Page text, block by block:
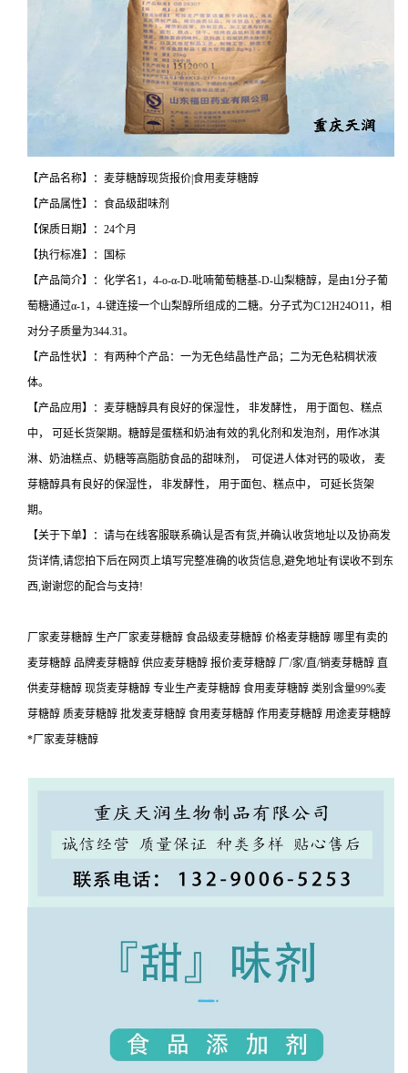
【产品名称】：麦芽糖醇现货报价|食用麦芽糖醇
【产品属性】：食品级甜味剂
【保质日期】：24个月
【执行标准】：国标
【产品简介】：化学名1，4-o-α-D-吡喃葡萄糖基-D-山梨糖醇，是由1分子葡
萄糖通过α-1，4-键连接一个山梨醇所组成的二糖。分子式为C12H24O11，相
对分子质量为344.31。
【产品性状】：有两种个产品：一为无色结晶性产品；二为无色粘稠状液
体。
【产品应用】：麦芽糖醇具有良好的保湿性， 非发酵性， 用于面包、糕点
中， 可延长货架期。糖醇是蛋糕和奶油有效的乳化剂和发泡剂，用作冰淇
淋、奶油糕点、奶糖等高脂肪食品的甜味剂， 可促进人体对钙的吸收， 麦
芽糖醇具有良好的保湿性， 非发酵性， 用于面包、糕点中， 可延长货架
期。
【关于下单】：请与在线客服联系确认是否有货,并确认收货地址以及协商发
货详情,请您拍下后在网页上填写完整准确的收货信息,避免地址有误收不到东
西,谢谢您的配合与支持!
厂家麦芽糖醇 生产厂家麦芽糖醇 食品级麦芽糖醇 价格麦芽糖醇 哪里有卖的
麦芽糖醇 品牌麦芽糖醇 供应麦芽糖醇 报价麦芽糖醇 厂/家/直/销麦芽糖醇 直
供麦芽糖醇 现货麦芽糖醇 专业生产麦芽糖醇 食用麦芽糖醇 类别含量99%麦
芽糖醇 质麦芽糖醇 批发麦芽糖醇 食用麦芽糖醇 作用麦芽糖醇 用途麦芽糖醇
*厂家麦芽糖醇